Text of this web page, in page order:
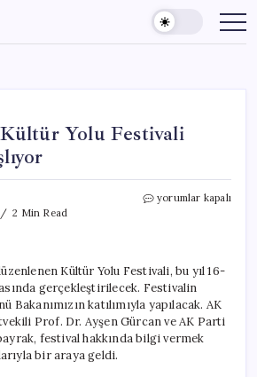
Yolu Festivali
2 Min Read
Eskişehir’de
Başlıyor
için
yorumlar kapalı
Kültür Yolu Festivali, bu yıl 16-
gerçekleştirilecek. Festivalin
Bakanımızın katılımıyla yapılacak. AK
Prof. Dr. Ayşen Gürcan ve AK Parti
festival hakkında bilgi vermek
bir araya geldi.